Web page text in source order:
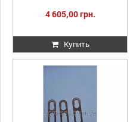
4 605,00 грн.
Купить